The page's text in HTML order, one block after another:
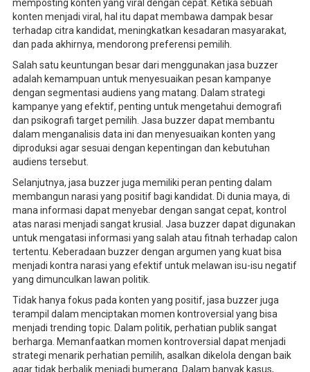
memposting konten yang viral dengan cepat. Ketika sebuah
konten menjadi viral, hal itu dapat membawa dampak besar
terhadap citra kandidat, meningkatkan kesadaran masyarakat,
dan pada akhirnya, mendorong preferensi pemilih.
Salah satu keuntungan besar dari menggunakan jasa buzzer
adalah kemampuan untuk menyesuaikan pesan kampanye
dengan segmentasi audiens yang matang. Dalam strategi
kampanye yang efektif, penting untuk mengetahui demografi
dan psikografi target pemilih. Jasa buzzer dapat membantu
dalam menganalisis data ini dan menyesuaikan konten yang
diproduksi agar sesuai dengan kepentingan dan kebutuhan
audiens tersebut.
Selanjutnya, jasa buzzer juga memiliki peran penting dalam
membangun narasi yang positif bagi kandidat. Di dunia maya, di
mana informasi dapat menyebar dengan sangat cepat, kontrol
atas narasi menjadi sangat krusial. Jasa buzzer dapat digunakan
untuk mengatasi informasi yang salah atau fitnah terhadap calon
tertentu. Keberadaan buzzer dengan argumen yang kuat bisa
menjadi kontra narasi yang efektif untuk melawan isu-isu negatif
yang dimunculkan lawan politik.
Tidak hanya fokus pada konten yang positif, jasa buzzer juga
terampil dalam menciptakan momen kontroversial yang bisa
menjadi trending topic. Dalam politik, perhatian publik sangat
berharga. Memanfaatkan momen kontroversial dapat menjadi
strategi menarik perhatian pemilih, asalkan dikelola dengan baik
agar tidak berbalik menjadi bumerang. Dalam banyak kasus,